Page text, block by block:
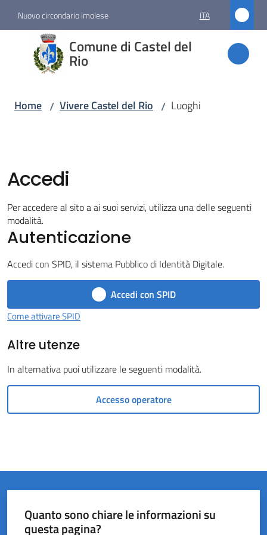
Nuovo circondario imolese ITA
Comune di Castel del
Rio
Comune
di
Castel
Novità
Servizi
Castel
del
Menu selezionato
on-
gli
argomenti
Home / Vivere Castel del Rio / Luoghi
Accedi
Per accedere al sito a ai suoi servizi, utilizza una delle seguenti
modalità.
Autenticazione
Accedi con SPID, il sistema Pubblico di Identità Digitale.
Accedi con SPID
Come attivare SPID
Altre utenze
In alternativa puoi utilizzare le seguenti modalità.
Accesso operatore
Quanto sono chiare le informazioni su
questa pagina?